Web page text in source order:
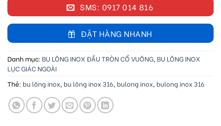
SMS: 0917 014 816
ĐẶT HÀNG NHANH
Danh mục: BU LÔNG INOX ĐẦU TRÒN CỔ VUÔNG BU LÔNG INOX
LỤC GIÁC NGOÀI
Thẻ: bu lông inox bu lông inox 316 bulong inox bulong inox 316